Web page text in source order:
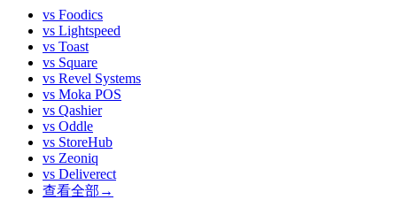
vs Foodics
vs Lightspeed
vs Toast
vs Square
vs Revel Systems
vs Moka POS
vs Qashier
vs Oddle
vs StoreHub
vs Zeoniq
vs Deliverect
查看全部 →